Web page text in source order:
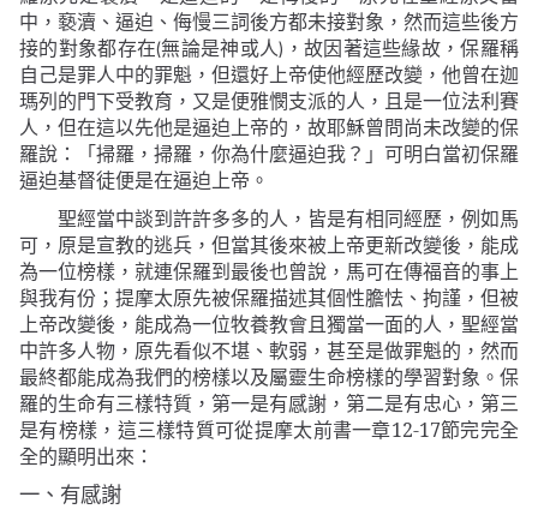
中，褻瀆、逼迫、侮慢三詞後方都未接對象，然而這些後方
接的對象都存在(無論是神或人) ，故因著這些緣故，保羅稱
自己是罪人中的罪魁，但還好上帝使他經歷改變，他曾在迦
瑪列的門下受教育，又是便雅憫支派的人，且是一位法利賽
人，但在這以先他是逼迫上帝的，故耶穌曾問尚未改變的保
羅說：「掃羅，掃羅，你為什麼逼迫我？」可明白當初保羅
逼迫基督徒便是在逼迫上帝。
聖經當中談到許許多多的人，皆是有相同經歷，例如馬
可，原是宣教的逃兵，但當其後來被上帝更新改變後，能成
為一位榜樣，就連保羅到最後也曾說，馬可在傳福音的事上
與我有份；提摩太原先被保羅描述其個性膽怯、拘謹，但被
上帝改變後，能成為一位牧養教會且獨當一面的人，聖經當
中許多人物，原先看似不堪、軟弱，甚至是做罪魁的，然而
最終都能成為我們的榜樣以及屬靈生命榜樣的學習對象。保
羅的生命有三樣特質，第一是有感謝，第二是有忠心，第三
是有榜樣，這三樣特質可從提摩太前書一章12-17節完完全
全的顯明出來：
一、有感謝